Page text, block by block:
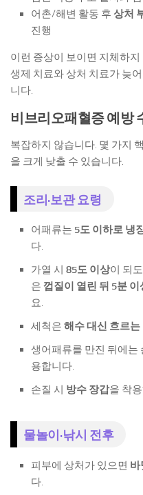
어촌/해변 활동 후 상처
진행
이런 증상이 보이면 지체하지
생제 치료와 상처 치료가 늦
니다.
비브리오패혈증 예방
복잡하지 않습니다. 몇 가지
을 크게 낮출 수 있습니다.
조리·보관 요령
어패류는 5도 이하로 냉
다.
가열 시 85도 이상이 되
은 껍질이 열린 뒤 5분 이
요.
세척은 해수 대신 흐르는
생어패류를 만진 뒤에는
용합니다.
손질 시 방수 장갑을 착
물놀이·낚시 전후
피부에 상처가 있으면 바
다.